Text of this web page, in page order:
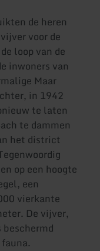
de heren
voor de
loop van de
inwoners van
Maar
in 1942
te laten
te dammen
het district
op een hoogte
een
vierkante
De vijver,